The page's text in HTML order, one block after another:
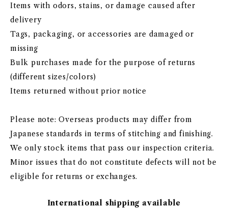
Items with odors, stains, or damage caused after
delivery
Tags, packaging, or accessories are damaged or
missing
Bulk purchases made for the purpose of returns
(different sizes/colors)
Items returned without prior notice
Please note: Overseas products may differ from
Japanese standards in terms of stitching and finishing.
We only stock items that pass our inspection criteria.
Minor issues that do not constitute defects will not be
eligible for returns or exchanges.
International shipping available